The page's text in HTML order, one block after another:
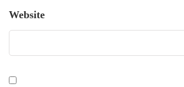
Website